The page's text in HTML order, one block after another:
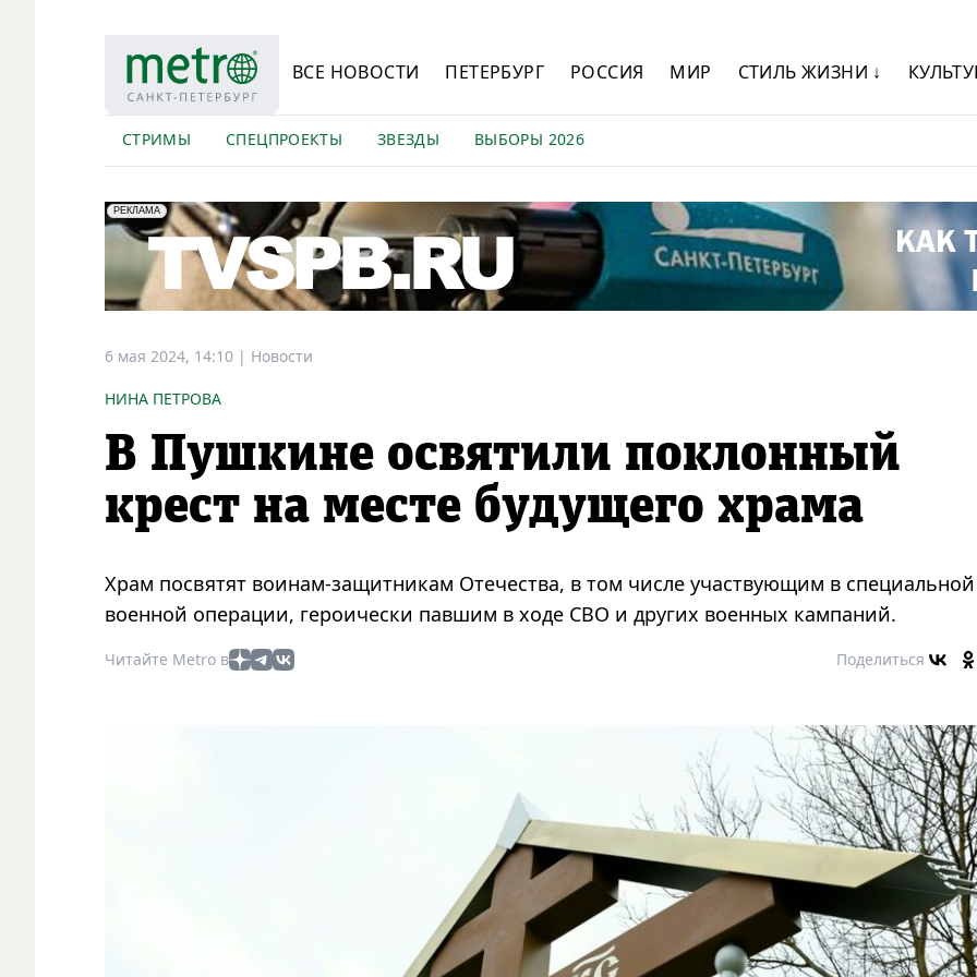
ВСЕ НОВОСТИ ПЕТЕРБУРГ РОССИЯ МИР СТИЛЬ ЖИЗНИ ↓
СТРИМЫ СПЕЦПРОЕКТЫ ЗВЕЗДЫ ВЫБОРЫ 2026
erid: LdtCK5Efv
РЕКЛАМА
АО "ГАТР", ИНН: 7841320717
6 мая 2024, 14:10 | Новости
НИНА ПЕТРОВА
В Пушкине освятили поклонный
крест на месте будущего храма
Храм посвятят воинам-защитникам Отечества, в том числе участвующим в специальной
военной операции, героически павшим в ходе СВО и других военных кампаний.
Читайте Metro в Поделиться